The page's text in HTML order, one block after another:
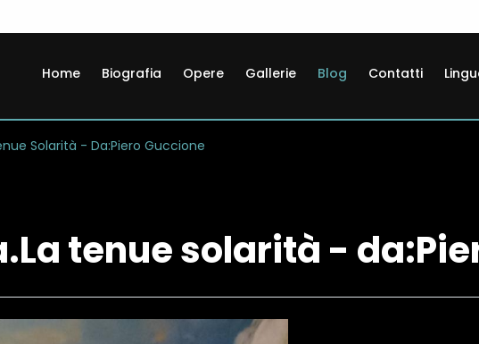
Home Biografia Opere Gallerie Blog Contatti
Solarità - Da:Piero Guccione
tenue solarità -